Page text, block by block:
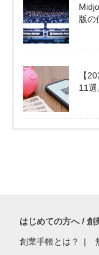
版の
【
11
はじめての方へ / 創
創業手帳とは？